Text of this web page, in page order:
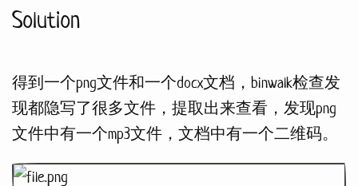
Solution
得到一个png文件和一个docx文档，binwalk检查发
现都隐写了很多文件，提取出来查看，发现png
文件中有一个mp3文件，文档中有一个二维码。